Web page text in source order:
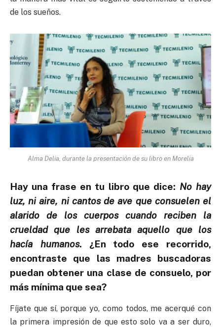
de los sueños.
Alma Delia, durante la presentación de su libro en Morelia
Hay una frase en tu libro que dice: No hay
luz, ni aire, ni cantos de ave que consuelen el
alarido de los cuerpos cuando reciben la
crueldad que les arrebata aquello que los
hacía humanos. ¿En todo ese recorrido,
encontraste que las madres buscadoras
puedan obtener una clase de consuelo, por
más mínima que sea?
Fíjate que sí, porque yo, como todos, me acerqué con
la primera impresión de que esto solo va a ser duro,